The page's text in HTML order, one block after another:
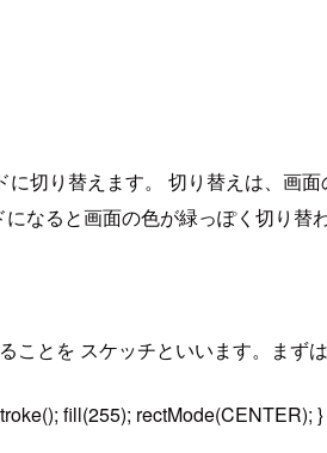
切り替えます。 切り替えは、画
なると画面の色が緑っぽく切り替
とを スケッチといいます。まず
fill(255); rectMode(CENTER); }